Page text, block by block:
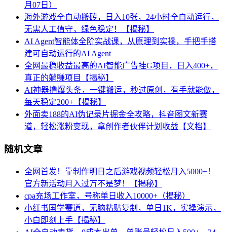
月07日）
海外游戏全自动搬砖，日入10张，24小时全自动运行，
无需人工值守，绿色稳定！【揭秘】
AI Agent智能体全阶实战课，从原理到实操，手把手搭
建可自动运行的AI Agent
全网最稳收益最高的AI智能广告挂G项目，日入400+，
真正的躺賺项目【揭秘】
AI神器撸爆头条，一键搬运，秒过原创，有手就能做，
每天稳定200+【揭秘】
外面卖188的AI伪记录片掘金全攻略，抖音图文新赛
道，轻松涨粉变现，拿创作者伙伴计划收益【文档】
随机文章
全网首发！靠制作明日之后游戏视频轻松月入5000+！
官方新活动月入过万不是梦！【揭秘】
cpa充场工作室，号称单日收入10000+（揭秘）
小红书国学赛道，无脑粘贴复制，单日1K，实操演示，
小白即刻上手【揭秘】